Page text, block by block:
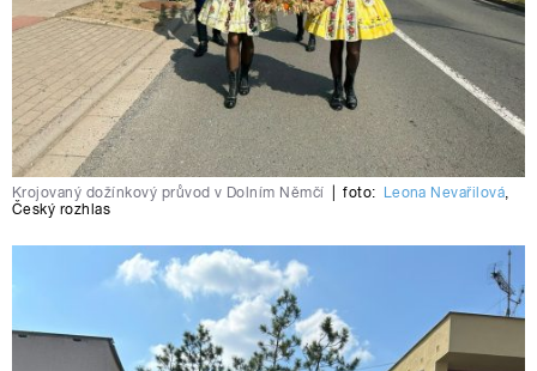
Krojovaný dožínkový průvod v Dolním Němčí foto: Leona Nevařilová,
Český rozhlas